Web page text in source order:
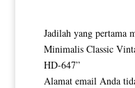
Jadilah yang pertama
Minimalis Classic
HD-647”
Alamat email Anda